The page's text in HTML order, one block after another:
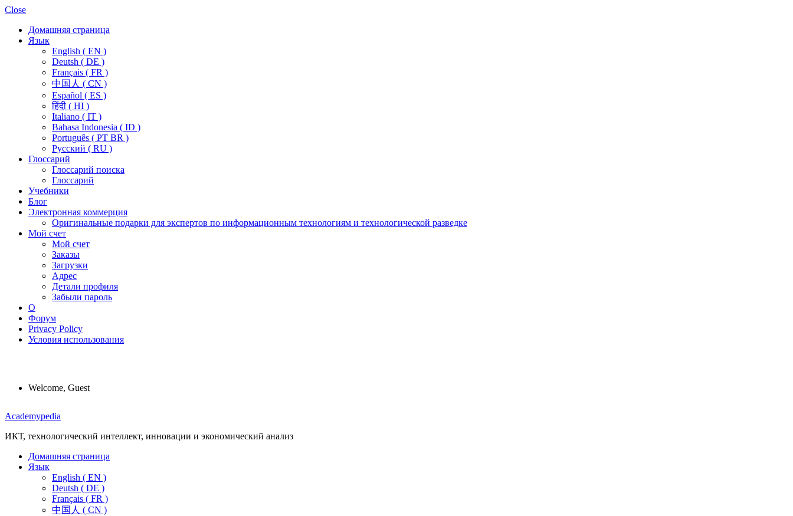
Close
Домашняя страница
Язык
English ( EN )
Deutsh ( DE )
Français ( FR )
中国人 ( CN )
Español ( ES )
हिंदी ( HI )
Italiano ( IT )
Bahasa Indonesia ( ID )
Português ( PT BR )
Pусский ( RU )
Глоссарий
Глоссарий поиска
Глоссарий
Учебники
Блог
Электронная коммерция
Оригинальные подарки для экспертов по информационным технологиям и технологической разведке
Мой счет
Мой счет
Заказы
Загрузки
Адрес
Детали профиля
Забыли пароль
О
Форум
Privacy Policy
Условия использования
Welcome, Guest
Menu
Academypedia
ИКТ, технологический интеллект, инновации и экономический анализ
Домашняя страница
Язык
English ( EN )
Deutsh ( DE )
Français ( FR )
中国人 ( CN )